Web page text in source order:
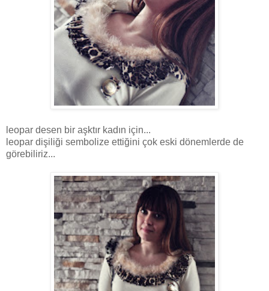
leopar desen bir aşktır kadın için...
leopar dişiliği sembolize ettiğini çok eski dönemlerde de
görebiliriz...